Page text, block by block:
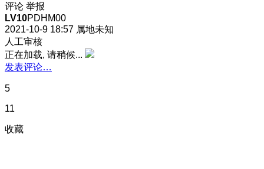
评论 举报
LV10PDHM00
2021-10-9 18:57 属地未知
人工审核
正在加载, 请稍候...
发表评论…
5
11
收藏